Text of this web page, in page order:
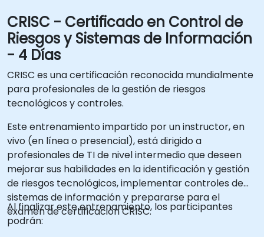
CRISC - Certificado en Control de
Riesgos y Sistemas de Información
- 4 Días
CRISC es una certificación reconocida mundialmente
para profesionales de la gestión de riesgos
tecnológicos y controles.
Este entrenamiento impartido por un instructor, en
vivo (en línea o presencial), está dirigido a
profesionales de TI de nivel intermedio que deseen
mejorar sus habilidades en la identificación y gestión
de riesgos tecnológicos, implementar controles de
sistemas de información y prepararse para el
examen de certificación CRISC.
Al finalizar este entrenamiento, los participantes
podrán: